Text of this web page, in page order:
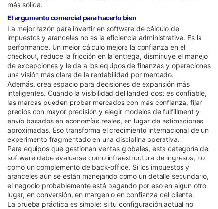
más sólida.
El argumento comercial para hacerlo bien
La mejor razón para invertir en software de cálculo de
impuestos y aranceles no es la eficiencia administrativa. Es la
performance. Un mejor cálculo mejora la confianza en el
checkout, reduce la fricción en la entrega, disminuye el manejo
de excepciones y le da a los equipos de finanzas y operaciones
una visión más clara de la rentabilidad por mercado.
Además, crea espacio para decisiones de expansión más
inteligentes. Cuando la visibilidad del landed cost es confiable,
las marcas pueden probar mercados con más confianza, fijar
precios con mayor precisión y elegir modelos de fulfillment y
envío basados en economías reales, en lugar de estimaciones
aproximadas. Eso transforma el crecimiento internacional de un
experimento fragmentado en una disciplina operativa.
Para equipos que gestionan ventas globales, esta categoría de
software debe evaluarse como infraestructura de ingresos, no
como un complemento de back-office. Si los impuestos y
aranceles aún se están manejando como un detalle secundario,
el negocio probablemente está pagando por eso en algún otro
lugar, en conversión, en margen o en confianza del cliente.
La prueba práctica es simple: si tu configuración actual no